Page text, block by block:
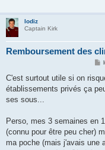
lodiz
Captain Kirk
Remboursement des
M
s
a
C'est surtout utile si on
établissements privés ça
ses sous...
Perso, mes 3 semaines en
(connu pour être peu cher)
ma poche (mais j'avais une